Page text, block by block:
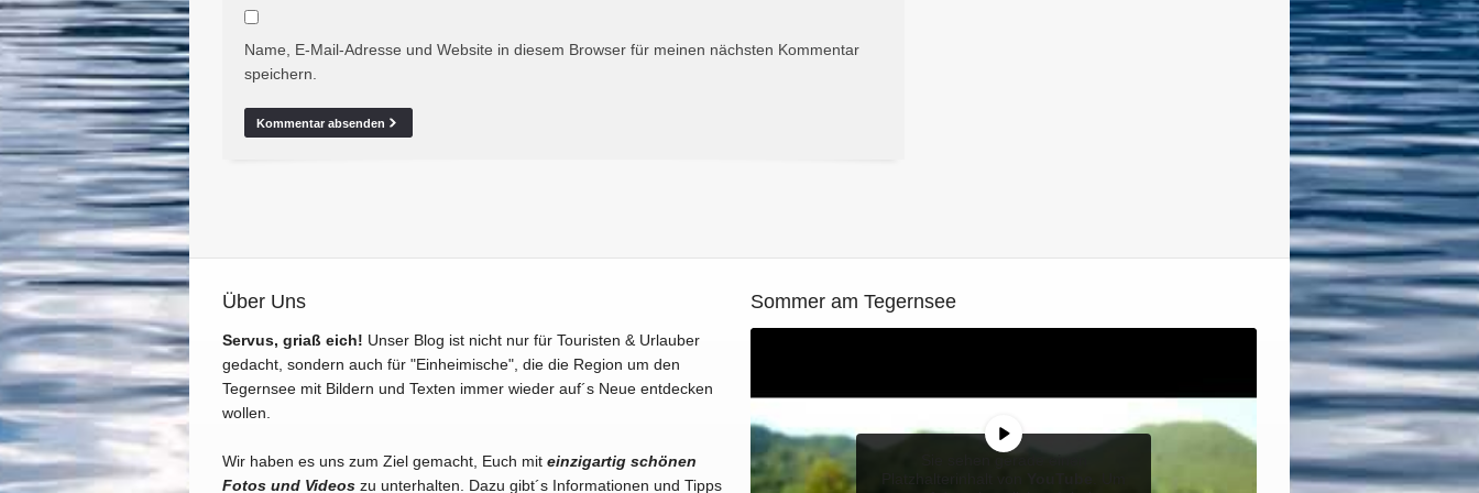
Name, E-Mail-Adresse und Website in diesem Browser für meinen nächsten Kommentar
speichern.
Über Uns
Servus, griaß eich! Unser Blog ist nicht nur für Touristen & Urlauber
gedacht, sondern auch für "Einheimische", die die Region um den
Tegernsee mit Bildern und Texten immer wieder auf´s Neue entdecken
wollen.
Wir haben es uns zum Ziel gemacht, Euch mit einzigartig schönen
Fotos und Videos zu unterhalten. Dazu gibt´s Informationen und Tipps
Sommer am Tegernsee